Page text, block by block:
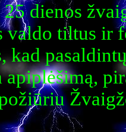
25 dienos
valdo tiltus ir
kad